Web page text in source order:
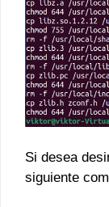
Si desea
siguiente